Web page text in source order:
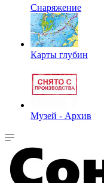
Снаряжение
Карты глубин
Музей - Архив